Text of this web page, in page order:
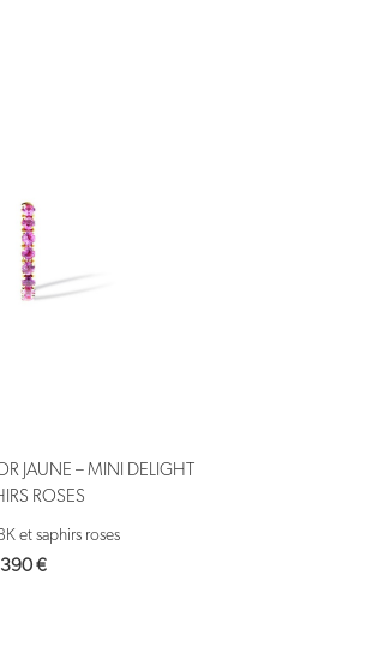
JAUNE – MINI DELIGHT
ROSES
et saphirs roses
390€